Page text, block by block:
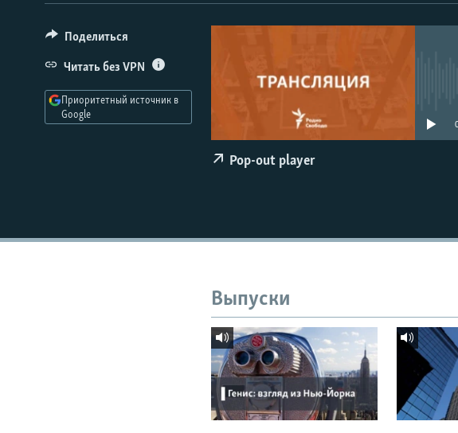
главной
Вернутся
IDEL.РЕАЛИИ
КАВКАЗ.РЕАЛИИ
СЕВЕР.РЕАЛИИ
СИБИРЬ.РЕАЛИИ
Pop-out player
Поделиться
Читать без VPN
Приоритетный источник в
Google
Выпуски